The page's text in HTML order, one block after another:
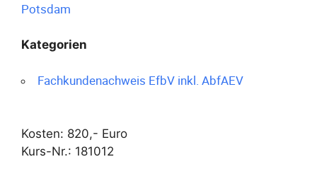
Potsdam
Kategorien
Fachkundenachweis EfbV inkl. AbfAEV
Kosten: 820,- Euro
Kurs-Nr.: 181012